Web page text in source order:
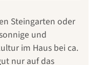
Steingarten oder
und
im Haus bei ca.
nur auf das